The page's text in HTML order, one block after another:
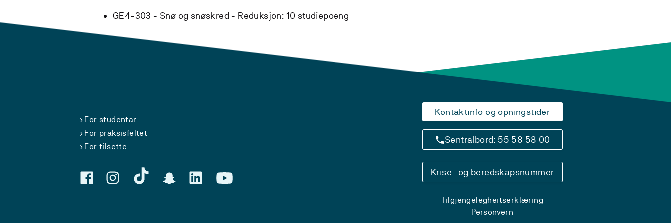
GE4-303 - Snø og snøskred - Reduksjon: 10 studiepoeng
For studentar
For praksisfeltet
For tilsette
Kontaktinfo og opningstider
Sentralbord: 55 58 58 00
Krise- og beredskapsnummer
Tilgjengelegheitserklæring
Personvern